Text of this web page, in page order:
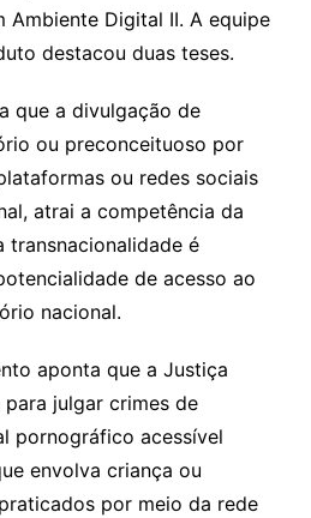
Ambiente Digital II. A equipe
destacou duas teses.
que a divulgação de
ou preconceituoso por
ou redes sociais
atrai a competência da
transnacionalidade é
de acesso ao
nacional.
aponta que a Justiça
julgar crimes de
pornográfico acessível
envolva criança ou
por meio da rede